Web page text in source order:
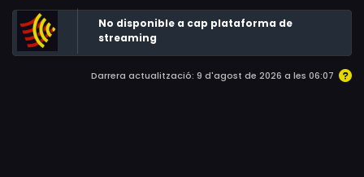
No disponible a cap plataforma de
streaming
Darrera actualització: 9 d'agost de 2026 a les 06:07